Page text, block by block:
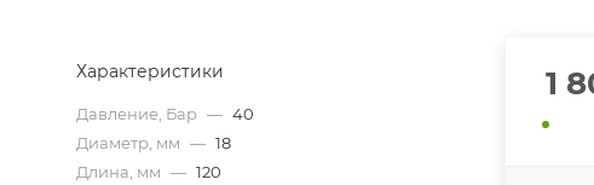
Характеристики
Давление, Бар — 40
Диаметр, мм — 18
Длина, мм — 120
1